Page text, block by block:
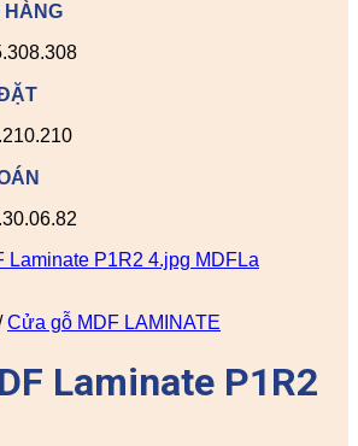
Cửa gỗ MDF LAMINATE
Laminate P1R2